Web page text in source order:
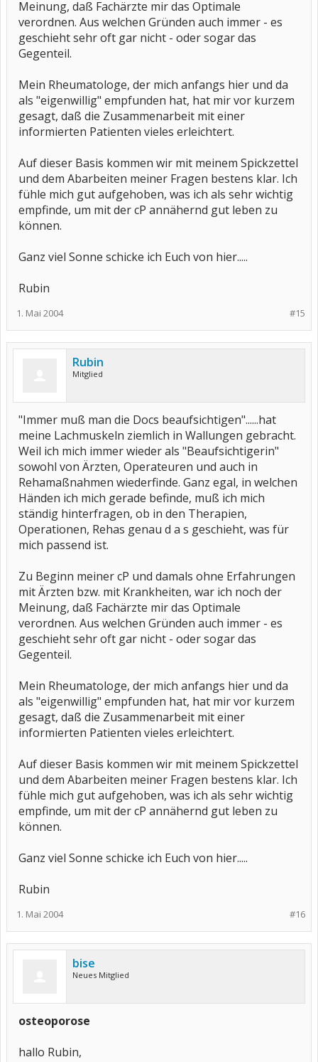
Meinung, daß Fachärzte mir das Optimale
verordnen. Aus welchen Gründen auch immer - es
geschieht sehr oft gar nicht - oder sogar das
Gegenteil.
Mein Rheumatologe, der mich anfangs hier und da
als "eigenwillig" empfunden hat, hat mir vor kurzem
gesagt, daß die Zusammenarbeit mit einer
informierten Patienten vieles erleichtert.
Auf dieser Basis kommen wir mit meinem Spickzettel
und dem Abarbeiten meiner Fragen bestens klar. Ich
fühle mich gut aufgehoben, was ich als sehr wichtig
empfinde, um mit der cP annähernd gut leben zu
können.
Ganz viel Sonne schicke ich Euch von hier.....
Rubin
#15
1. Mai 2004
Rubin
Mitglied
"Immer muß man die Docs beaufsichtigen"......hat
meine Lachmuskeln ziemlich in Wallungen gebracht.
Weil ich mich immer wieder als "Beaufsichtigerin"
sowohl von Ärzten, Operateuren und auch in
Rehamaßnahmen wiederfinde. Ganz egal, in welchen
Händen ich mich gerade befinde, muß ich mich
ständig hinterfragen, ob in den Therapien,
Operationen, Rehas genau d a s geschieht, was für
mich passend ist.
Zu Beginn meiner cP und damals ohne Erfahrungen
mit Ärzten bzw. mit Krankheiten, war ich noch der
Meinung, daß Fachärzte mir das Optimale
verordnen. Aus welchen Gründen auch immer - es
geschieht sehr oft gar nicht - oder sogar das
Gegenteil.
Mein Rheumatologe, der mich anfangs hier und da
als "eigenwillig" empfunden hat, hat mir vor kurzem
gesagt, daß die Zusammenarbeit mit einer
informierten Patienten vieles erleichtert.
Auf dieser Basis kommen wir mit meinem Spickzettel
und dem Abarbeiten meiner Fragen bestens klar. Ich
fühle mich gut aufgehoben, was ich als sehr wichtig
empfinde, um mit der cP annähernd gut leben zu
können.
Ganz viel Sonne schicke ich Euch von hier.....
Rubin
#16
1. Mai 2004
bise
Neues Mitglied
osteoporose
hallo Rubin,